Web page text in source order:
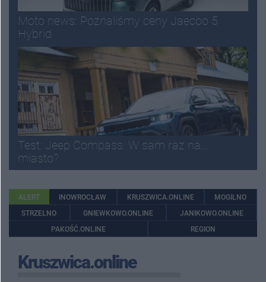
Moto news: Poznaliśmy ceny Jaecoo 5
Hybrid
Test: Jeep Compass. W sam raz na...
miasto?
ALERT INOWROCŁAW KRUSZWICA.ONLINE
MOGILNO
STRZELNO
GNIEWKOWO.ONLINE
JANIKOWO.ONLINE
PAKOŚĆ.ONLINE
REGION
Kruszwica.online